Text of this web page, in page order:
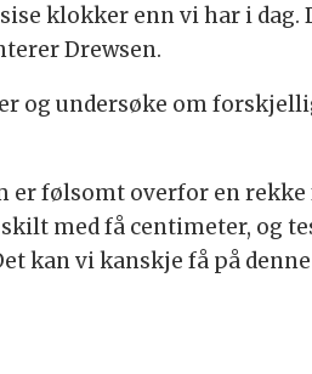
klokker enn vi har i dag.
Drewsen.
og undersøke om
er følsomt overfor en rekke
med få centimeter, og
kan vi kanskje få på